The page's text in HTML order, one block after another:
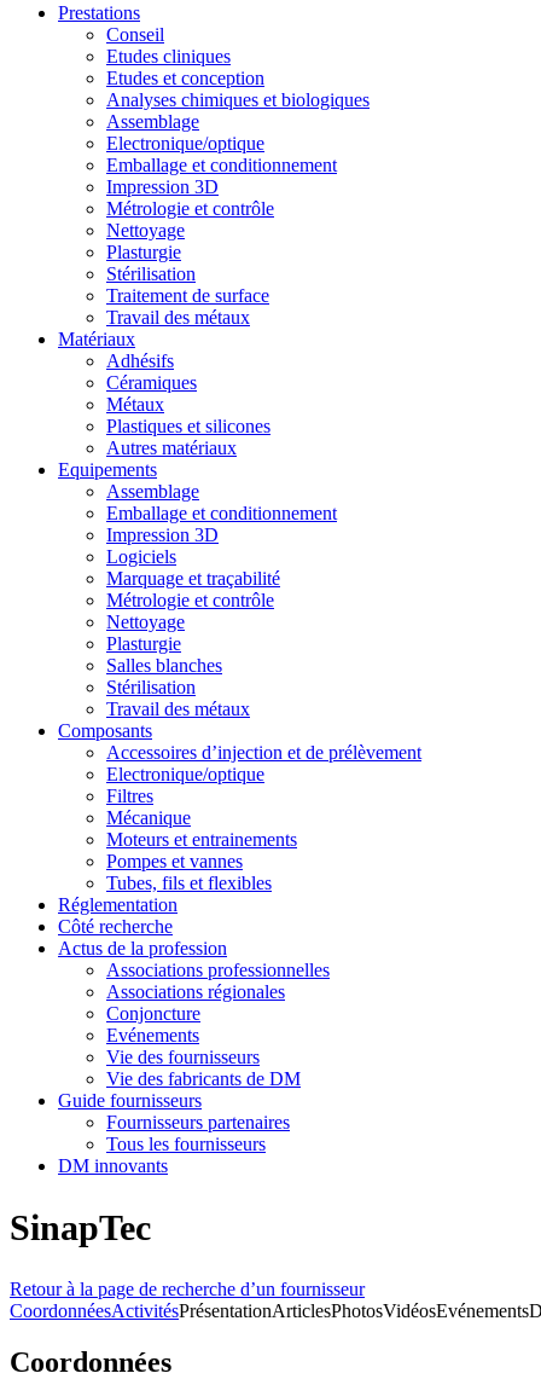
Prestations
Conseil
Etudes cliniques
Etudes et conception
Analyses chimiques et biologiques
Assemblage
Electronique/optique
Emballage et conditionnement
Impression 3D
Métrologie et contrôle
Nettoyage
Plasturgie
Stérilisation
Traitement de surface
Travail des métaux
Matériaux
Adhésifs
Céramiques
Métaux
Plastiques et silicones
Autres matériaux
Equipements
Assemblage
Emballage et conditionnement
Impression 3D
Logiciels
Marquage et traçabilité
Métrologie et contrôle
Nettoyage
Plasturgie
Salles blanches
Stérilisation
Travail des métaux
Composants
Accessoires d’injection et de prélèvement
Electronique/optique
Filtres
Mécanique
Moteurs et entrainements
Pompes et vannes
Tubes, fils et flexibles
Réglementation
Côté recherche
Actus de la profession
Associations professionnelles
Associations régionales
Conjoncture
Evénements
Vie des fournisseurs
Vie des fabricants de DM
Guide fournisseurs
Fournisseurs partenaires
Tous les fournisseurs
DM innovants
SinapTec
Retour à la page de recherche d’un fournisseur
CoordonnéesActivitésPrésentationArticlesPhotosVidéosEvénements
Coordonnées